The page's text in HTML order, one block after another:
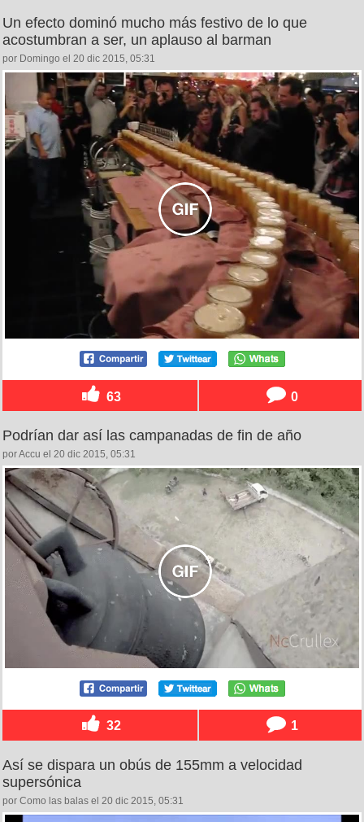
Un efecto dominó mucho más festivo de lo que
acostumbran a ser, un aplauso al barman
por Domingo el 20 dic 2015, 05:31
63 0
Podrían dar así las campanadas de fin de año
por Accu el 20 dic 2015, 05:31
32 1
Así se dispara un obús de 155mm a velocidad
supersónica
por Como las balas el 20 dic 2015, 05:31